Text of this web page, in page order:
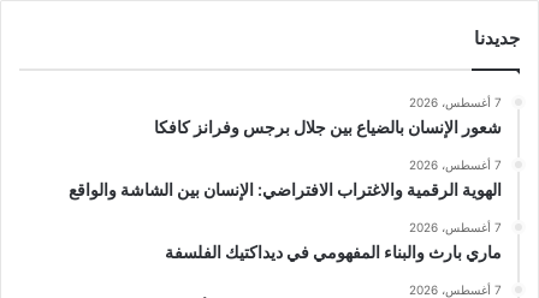
جديدنا
7 أغسطس، 2026
شعور الإنسان بالضياع بين جلال برجس وفرانز كافكا
7 أغسطس، 2026
الهوية الرقمية والاغتراب الافتراضي: الإنسان بين الشاشة والواقع
7 أغسطس، 2026
ماري بارث والبناء المفهومي في ديداكتيك الفلسفة
7 أغسطس، 2026